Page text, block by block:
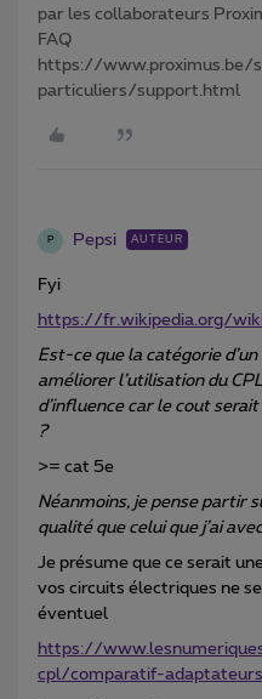
par les collaborateurs
FAQ
https://
particuliers/support.html
P Pepsi AUTEUR
Fyi
https://fr.wikipedia.org/
Est-ce que la catégorie
améliorer l’utilisation du
d’influence car le cout
?
>= cat 5e
Néanmoins, je pense partir
qualité que celui que j’ai
Je présume que ce serait
vos circuits électriques ne
éventuel
https://
cpl/comparatif-